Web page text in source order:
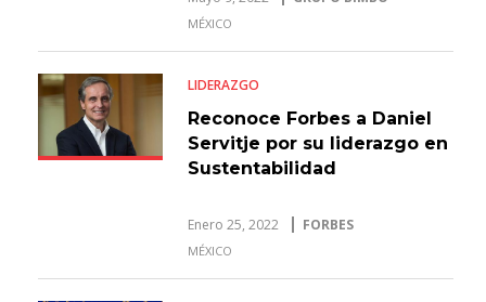
MÉXICO
LIDERAZGO
Reconoce Forbes a Daniel
Servitje por su liderazgo en
Sustentabilidad
Enero 25, 2022 FORBES
MÉXICO